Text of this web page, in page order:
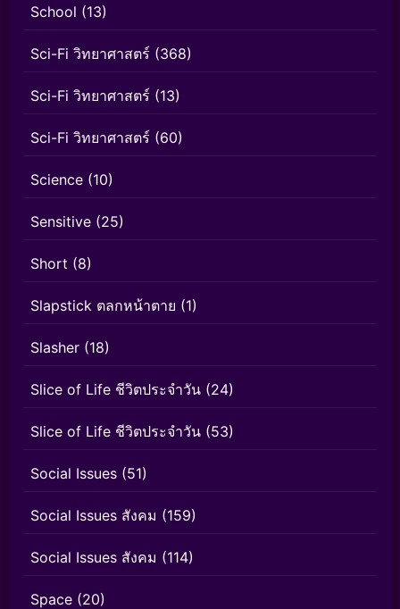
School (13)
Sci-Fi วิทยาศาสตร์ (368)
Sci-Fi วิทยาศาสตร์ (13)
Sci-Fi วิทยาศาสตร์ (60)
Science (10)
Sensitive (25)
Short (8)
Slapstick ตลกหน้าตาย (1)
Slasher (18)
Slice of Life ชีวิตประจำวัน (24)
Slice of Life ชีวิตประจำวัน (53)
Social Issues (51)
Social Issues สังคม (159)
Social Issues สังคม (114)
Space (20)